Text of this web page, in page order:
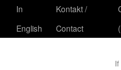
In
English
Kontakt /
Contact